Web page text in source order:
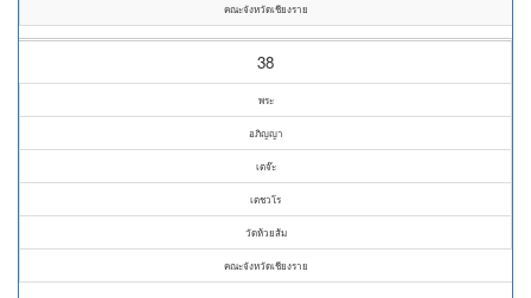
คณะจังหวัดเชียงราย
38
พระ
อภิญญา
เตจ๊ะ
เตชวโร
วัดห้วยส้ม
คณะจังหวัดเชียงราย